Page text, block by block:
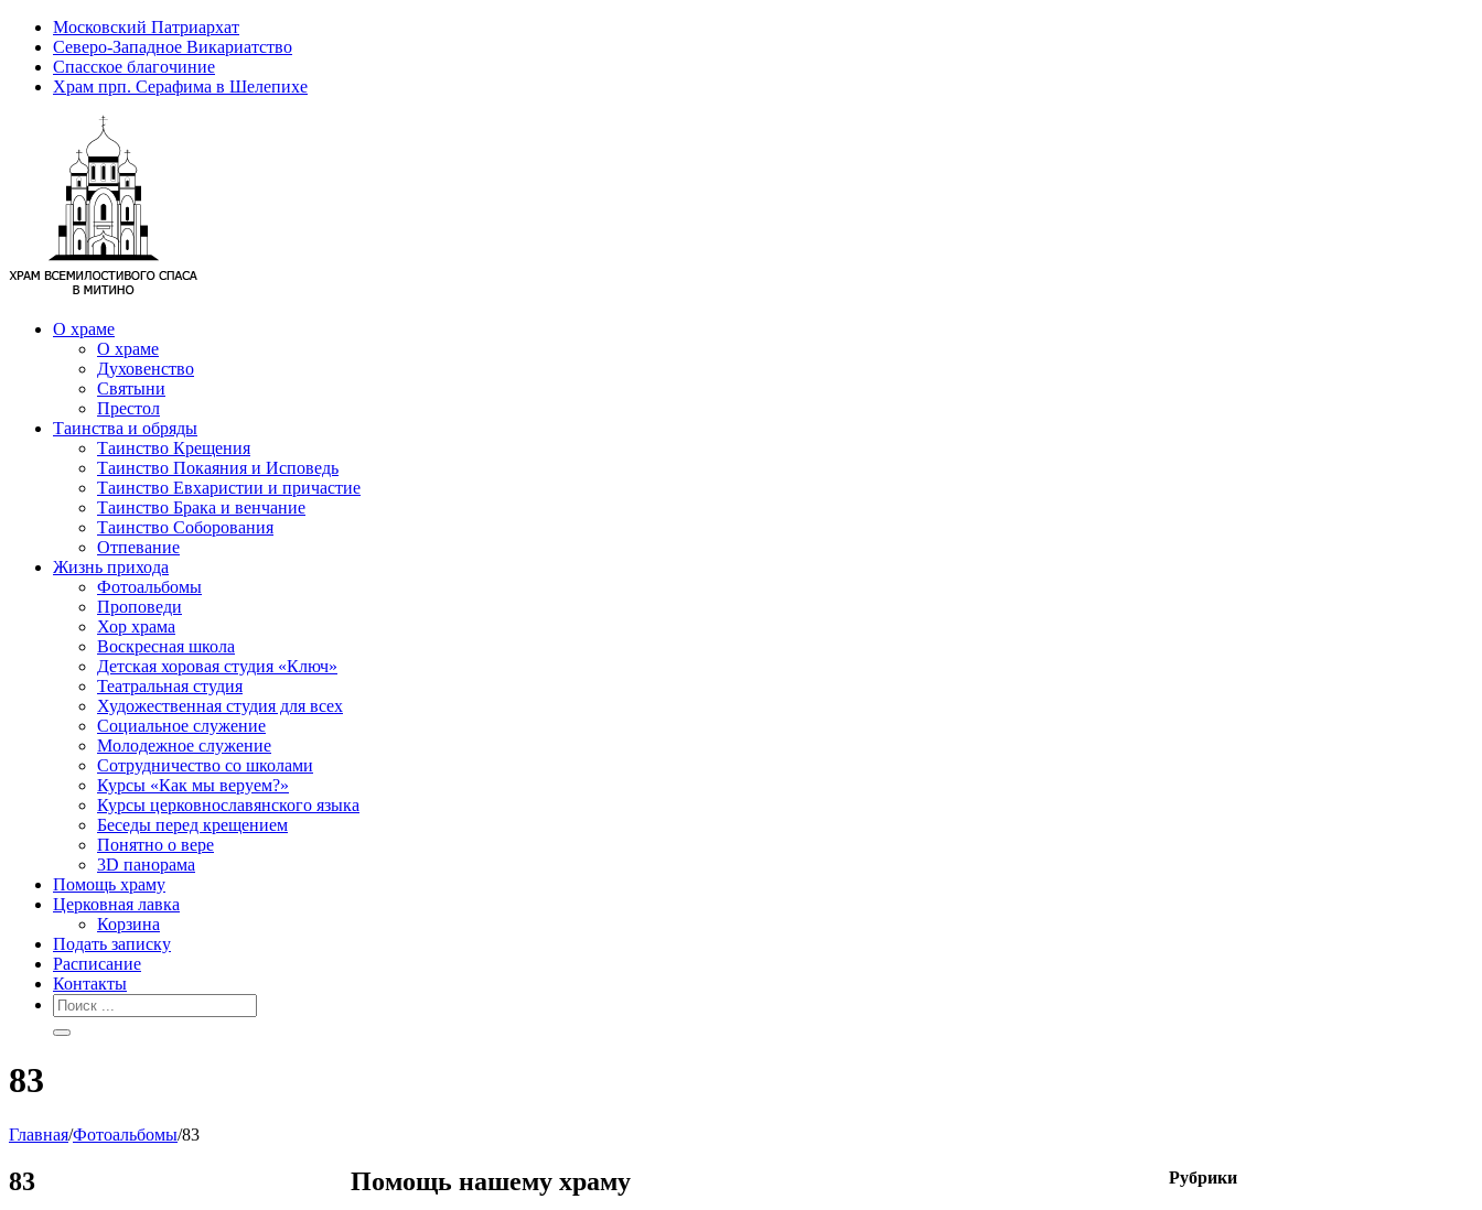
Московский Патриархат
Северо-Западное Викариатство
Спасское благочиние
Храм прп. Серафима в Шелепихе
О храме
О храме
Духовенство
Святыни
Престол
Таинства и обряды
Таинство Крещения
Таинство Покаяния и Исповедь
Таинство Евхаристии и причастие
Таинство Брака и венчание
Таинство Соборования
Отпевание
Жизнь прихода
Фотоальбомы
Проповеди
Хор храма
Воскресная школа
Детская хоровая студия «Ключ»
Театральная студия
Х​удожественная студия для всех
Социальное служение
Молодежное служение
Сотрудничество со школами
Курсы «Как мы веруем?»
Курсы церковнославянского языка
Беседы перед крещением
Понятно о вере
3D панорама
Помощь храму
Церковная лавка
Корзина
Подать записку
Расписание
Контакты
83
Главная/Фотоальбомы/83
83 Рубрики
Помощь нашему храму